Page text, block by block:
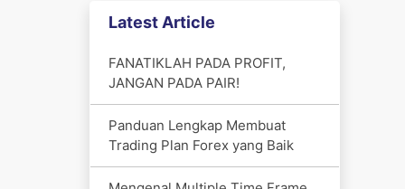
Latest Article
FANATIKLAH PADA PROFIT,
JANGAN PADA PAIR!
Panduan Lengkap Membuat
Trading Plan Forex yang Baik